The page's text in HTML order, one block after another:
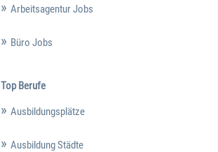
Arbeitsagentur Jobs
Büro Jobs
Top Berufe
Ausbildungsplätze
Ausbildung Städte